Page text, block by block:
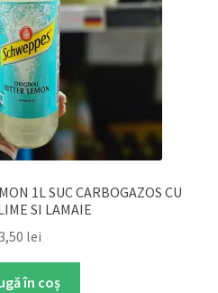
1L SUC CARBOGAZOS CU
SI LAMAIE
lei
în coș